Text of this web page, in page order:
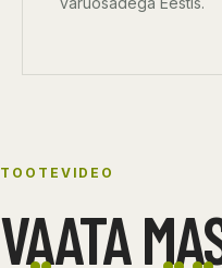
TOOTEVIDEO
VAATA